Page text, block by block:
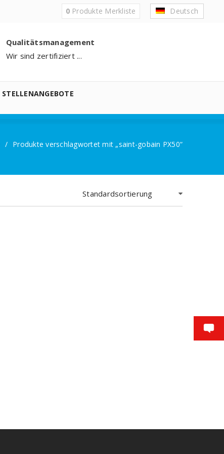
0Produkte Merkliste Deutsch
Qualitätsmanagement
Wir sind zertifiziert ...
STELLENANGEBOTE
/ Produkte verschlagwortet mit „saint-gobain PX50“
Standardsortierung